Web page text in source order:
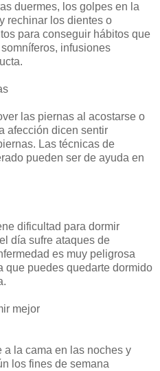
duermes, los golpes en la
rechinar los dientes o
para conseguir hábitos que
infusiones
las piernas al acostarse o
afección dicen sentir
Las técnicas de
pueden ser de ayuda en
dificultad para dormir
día sufre ataques de
es muy peligrosa
que puedes quedarte dormido
mejor
a la cama en las noches y
los fines de semana